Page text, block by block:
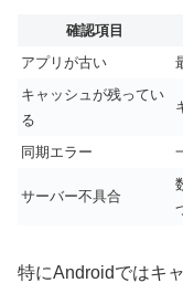
確認項目
アプリが古い
キャッシュが残ってい
る
同期エラー
サーバー不具合
特にAndroidではキ